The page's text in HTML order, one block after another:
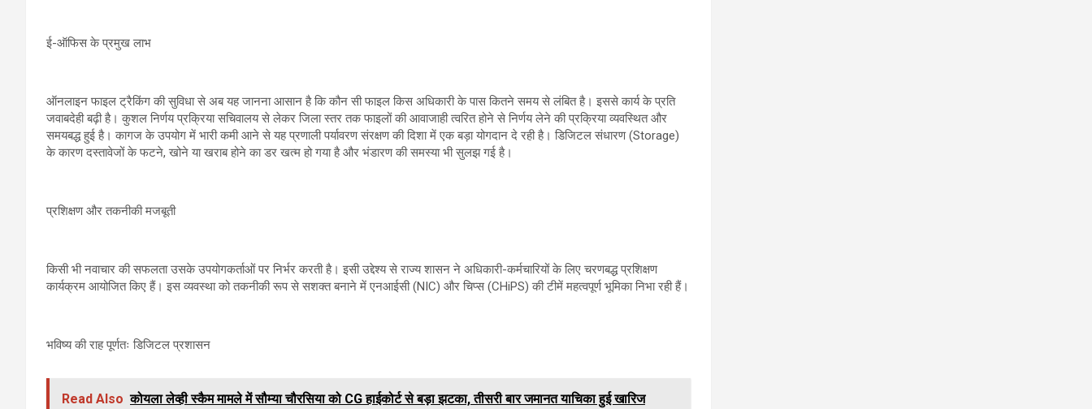
ई-ऑफिस के प्रमुख लाभ
ऑनलाइन फाइल ट्रैकिंग की सुविधा से अब यह जानना आसान है कि कौन सी फाइल किस अधिकारी के पास कितने समय से लंबित है। इससे कार्य के प्रति
जवाबदेही बढ़ी है। कुशल निर्णय प्रक्रिया सचिवालय से लेकर जिला स्तर तक फाइलों की आवाजाही त्वरित होने से निर्णय लेने की प्रक्रिया व्यवस्थित और
समयबद्ध हुई है। कागज के उपयोग में भारी कमी आने से यह प्रणाली पर्यावरण संरक्षण की दिशा में एक बड़ा योगदान दे रही है। डिजिटल संधारण (Storage)
के कारण दस्तावेजों के फटने, खोने या खराब होने का डर खत्म हो गया है और भंडारण की समस्या भी सुलझ गई है।
प्रशिक्षण और तकनीकी मजबूती
किसी भी नवाचार की सफलता उसके उपयोगकर्ताओं पर निर्भर करती है। इसी उद्देश्य से राज्य शासन ने अधिकारी-कर्मचारियों के लिए चरणबद्ध प्रशिक्षण
कार्यक्रम आयोजित किए हैं। इस व्यवस्था को तकनीकी रूप से सशक्त बनाने में एनआईसी (NIC) और चिप्स (CHiPS) की टीमें महत्वपूर्ण भूमिका निभा रही हैं।
भविष्य की राह पूर्णतः डिजिटल प्रशासन
Read Also कोयला लेव्ही स्कैम मामले में सौम्या चौरसिया को CG हाईकोर्ट से बड़ा झटका, तीसरी बार जमानत याचिका हुई खारिज